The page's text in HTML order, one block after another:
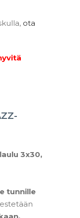
ota
3x30,
tunnille